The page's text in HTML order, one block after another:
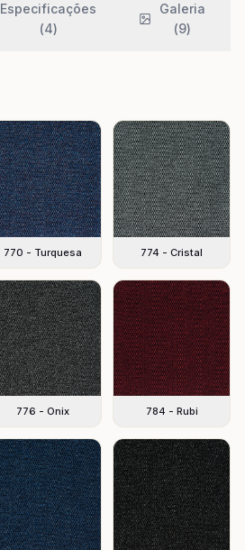
Especificações
(4)
Galeria
(9)
770 - Turquesa 774 - Cristal
776 - Onix 784 - Rubi